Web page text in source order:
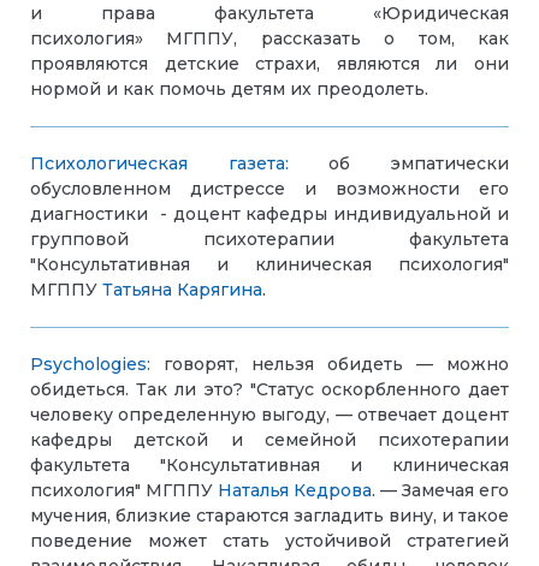
и права факультета «Юридическая
психология» МГППУ, рассказать о том, как
проявляются детские страхи, являются ли они
нормой и как помочь детям их преодолеть.
Психологическая газета: об эмпатически
обусловленном дистрессе и возможности его
диагностики - доцент кафедры индивидуальной и
групповой психотерапии факультета
"Консультативная и клиническая психология"
МГППУ Татьяна Карягина.
Psychologies: говорят, нельзя обидеть — можно
обидеться. Так ли это? "Статус оскорбленного дает
человеку определенную выгоду, — отвечает доцент
кафедры детской и семейной психотерапии
факультета "Консультативная и клиническая
психология" МГППУ Наталья Кедрова. — Замечая его
мучения, близкие стараются загладить вину, и такое
поведение может стать устойчивой стратегией